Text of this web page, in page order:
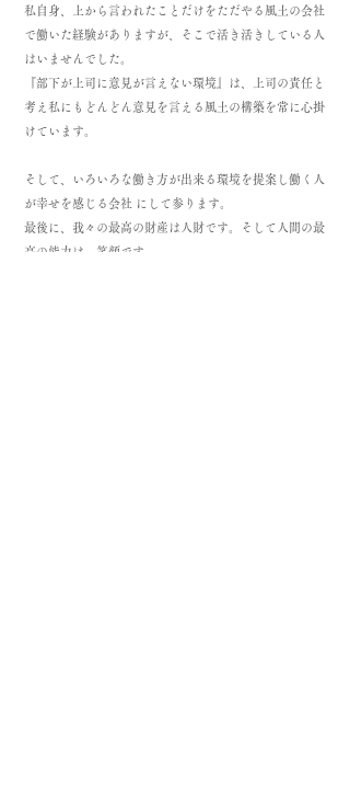
私自身、上から言われたことだけをただやる風土の会社
で働いた経験がありますが、そこで活き活きしている人
はいませんでした。
『部下が上司に意見が言えない環境』は、上司の責任と
考え私にもどんどん意見を言える風土の構築を常に心掛
けています。
そして、いろいろな働き方が出来る環境を提案し働く人
が幸せを感じる会社 にして参ります。
最後に、我々の最高の財産は人財です。そして人間の最
高の能力は、笑顔です。